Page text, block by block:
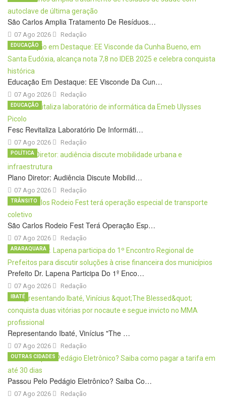
São Carlos Amplia Tratamento De Resíduos…
07 Ago 2026 Redação
Educação Em Destaque: EE Visconde Da Cun…
07 Ago 2026
EDUCAÇÃO
Redação
Fesc Revitaliza Laboratório De Informáti…
07 Ago 2026
EDUCAÇÃO
Redação
Plano Diretor: Audiência Discute Mobilid…
07 Ago 2026
POLÍTICA
Redação
São Carlos Rodeio Fest Terá Operação Esp…
07 Ago 2026
TRÂNSITO
Redação
Prefeito Dr. Lapena Participa Do 1º Enco…
07 Ago 2026
ARARAQUARA
Redação
Representando Ibaté, Vinícius "The …
07 Ago 2026
IBATÉ
Redação
Passou Pelo Pedágio Eletrônico? Saiba Co…
07 Ago 2026
OUTRAS CIDADES
Redação